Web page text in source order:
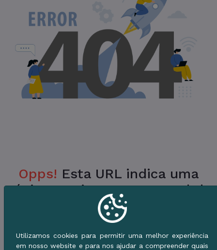
Opps! Esta URL indica uma
Página Inexistente no Portal da
Prefeitura.
Verifique a URL ou vá para o Início e use o
Menu de Serviços.
Utilizamos cookies para permitir uma melhor experiência
em nosso website e para nos ajudar a compreender quais